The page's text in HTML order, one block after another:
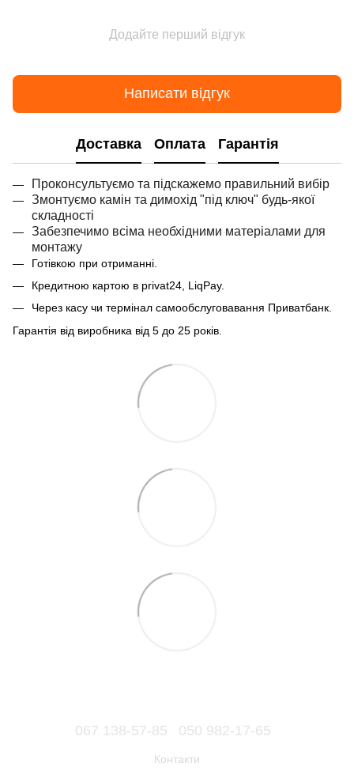
Додайте перший відгук
Написати відгук
Доставка Оплата Гарантія
Проконсультуємо та підскажемо правильний вибір
Змонтуємо камін та димохід "під ключ" будь-якої
складності
Забезпечимо всіма необхідними матеріалами для
монтажу
Готівкою при отриманні.
Кредитною картою в privat24, LiqPay.
Через касу чи термінал самообслуговавання Приватбанк.
Гарантія від виробника від 5 до 25 років.
067 138-57-85 050 982-17-65
Контакти